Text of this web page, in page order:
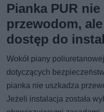
Pianka PUR
przewodom,
dostęp do
Wokół piany
dotyczących
pianka nie uszkadza
Jeżeli instalacja została